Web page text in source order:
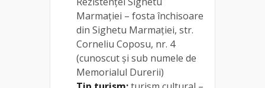
Marmației – fosta închisoare
din Sighetu Marmației, str.
Corneliu Coposu, nr. 4
(cunoscut și sub numele de
Memorialul Durerii)